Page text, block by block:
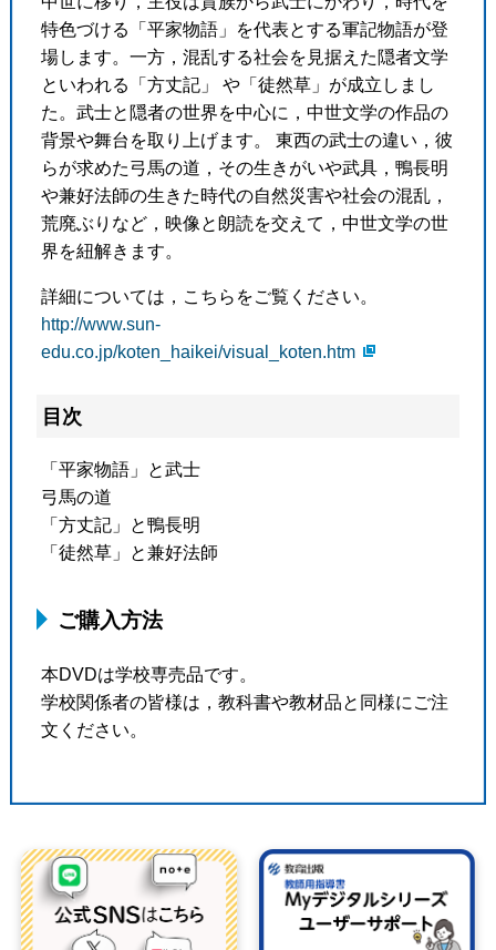
特色づける「平家物語」を代表とする軍記物語が登
場します。一方，混乱する社会を見据えた隠者文学
といわれる「方丈記」 や「徒然草」が成立しまし
た。武士と隠者の世界を中心に，中世文学の作品の
背景や舞台を取り上げます。 東西の武士の違い，彼
らが求めた弓馬の道，その生きがいや武具，鴨長明
や兼好法師の生きた時代の自然災害や社会の混乱，
荒廃ぶりなど，映像と朗読を交えて，中世文学の世
界を紐解きます。
詳細については，こちらをご覧ください。
http://www.sun-
edu.co.jp/koten_haikei/visual_koten.htm
目次
「平家物語」と武士
弓馬の道
「方丈記」と鴨長明
「徒然草」と兼好法師
ご購入方法
本DVDは学校専売品です。
学校関係者の皆様は，教科書や教材品と同様にご注
文ください。